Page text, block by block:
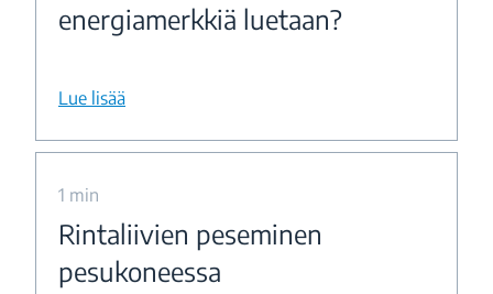
energiamerkkiä luetaan?
Lue lisää
1 min
Rintaliivien peseminen
pesukoneessa